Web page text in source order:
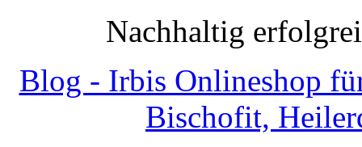
Nachhaltig
Blog - Irbis Onlineshop
Bischofit,